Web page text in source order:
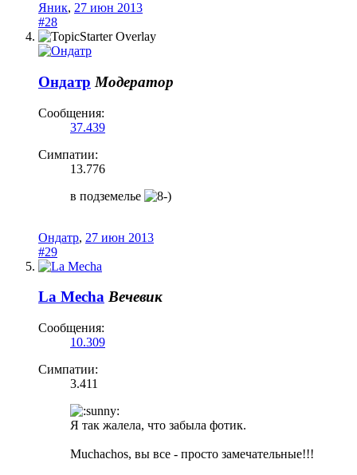
Яник, 27 июн 2013
#28
Ондатр Модератор
Сообщения:
37.439
Симпатии:
13.776
в подземелье
Ондатр, 27 июн 2013
#29
La Mecha Вечевик
Сообщения:
10.309
Симпатии:
3.411
Я так жалела, что забыла фотик.
Muchachos, вы все - просто замечательные!!!